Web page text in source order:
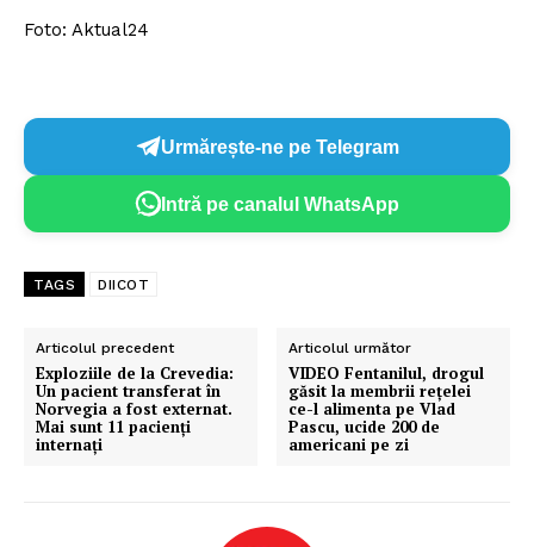
Foto: Aktual24
Urmărește-ne pe Telegram
Intră pe canalul WhatsApp
TAGS DIICOT
Articolul precedent
Exploziile de la Crevedia:
Un pacient transferat în
Norvegia a fost externat.
Mai sunt 11 pacienți
internați
Articolul următor
VIDEO Fentanilul, drogul
găsit la membrii rețelei
ce-l alimenta pe Vlad
Pascu, ucide 200 de
americani pe zi